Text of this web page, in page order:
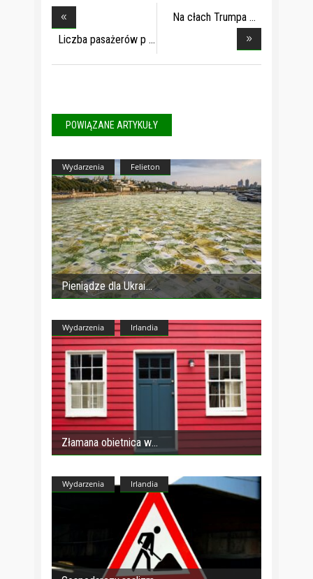
Liczba pasażerów p
Na cłach Trumpa
POWIĄZANE ARTYKUŁY
Wydarzenia Felieton
Pieniądze dla Ukrai
Wydarzenia Irlandia
Złamana obietnica w
Wydarzenia Irlandia